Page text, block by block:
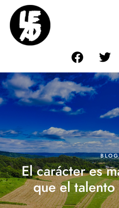
BLOG
El carácter es
que el